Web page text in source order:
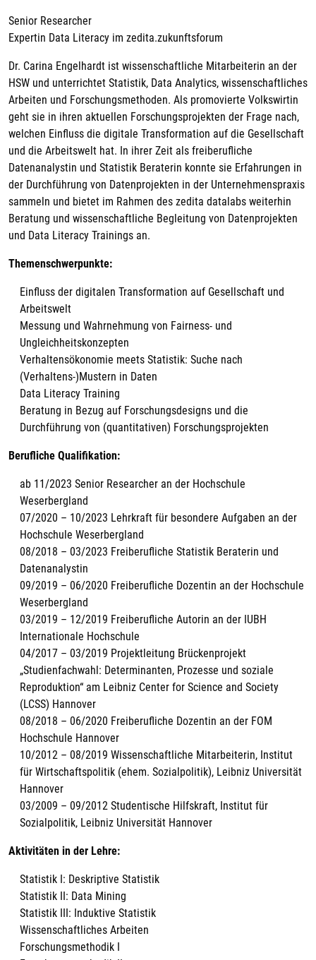
Senior Researcher
Expertin Data Literacy im zedita.zukunftsforum
Dr. Carina Engelhardt ist wissenschaftliche Mitarbeiterin an der
HSW und unterrichtet Statistik, Data Analytics, wissenschaftliches
Arbeiten und Forschungsmethoden. Als promovierte Volkswirtin
geht sie in ihren aktuellen Forschungsprojekten der Frage nach,
welchen Einfluss die digitale Transformation auf die Gesellschaft
und die Arbeitswelt hat. In ihrer Zeit als freiberufliche
Datenanalystin und Statistik Beraterin konnte sie Erfahrungen in
der Durchführung von Datenprojekten in der Unternehmenspraxis
sammeln und bietet im Rahmen des zedita datalabs weiterhin
Beratung und wissenschaftliche Begleitung von Datenprojekten
und Data Literacy Trainings an.
Themenschwerpunkte:
Einfluss der digitalen Transformation auf Gesellschaft und
Arbeitswelt
Messung und Wahrnehmung von Fairness- und
Ungleichheitskonzepten
Verhaltensökonomie meets Statistik: Suche nach
(Verhaltens-)Mustern in Daten
Data Literacy Training
Beratung in Bezug auf Forschungsdesigns und die
Durchführung von (quantitativen) Forschungsprojekten
Berufliche Qualifikation:
ab 11/2023 Senior Researcher an der Hochschule
Weserbergland
07/2020 – 10/2023 Lehrkraft für besondere Aufgaben an der
Hochschule Weserbergland
08/2018 – 03/2023 Freiberufliche Statistik Beraterin und
Datenanalystin
09/2019 – 06/2020 Freiberufliche Dozentin an der Hochschule
Weserbergland
03/2019 – 12/2019 Freiberufliche Autorin an der IUBH
Internationale Hochschule
04/2017 – 03/2019 Projektleitung Brückenprojekt
„Studienfachwahl: Determinanten, Prozesse und soziale
Reproduktion“ am Leibniz Center for Science and Society
(LCSS) Hannover
08/2018 – 06/2020 Freiberufliche Dozentin an der FOM
Hochschule Hannover
10/2012 – 08/2019 Wissenschaftliche Mitarbeiterin, Institut
für Wirtschaftspolitik (ehem. Sozialpolitik), Leibniz Universität
Hannover
03/2009 – 09/2012 Studentische Hilfskraft, Institut für
Sozialpolitik, Leibniz Universität Hannover
Aktivitäten in der Lehre:
Statistik I: Deskriptive Statistik
Statistik II: Data Mining
Statistik III: Induktive Statistik
Wissenschaftliches Arbeiten
Forschungsmethodik I